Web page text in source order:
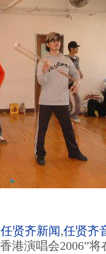
任贤齐新闻,任贤齐
港演唱会2006”